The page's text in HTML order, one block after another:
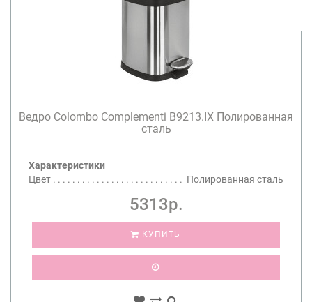
Ведро Colombo Complementi B9213.IX Полированная
сталь
Характеристики
Цвет
Полированная сталь
5313р.
КУПИТЬ